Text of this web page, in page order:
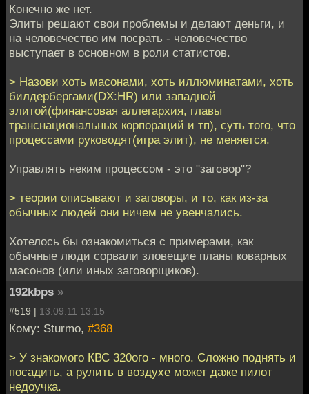
Конечно же нет.
Элиты решают свои проблемы и делают деньги, и
на человечество им посрать - человечество
выступает в основном в роли статистов.
> Назови хоть масонами, хоть иллюминатами, хоть
билдербергами(DX:HR) или западной
элитой(финансовая аллегархия, главы
транснациональных корпораций и тп), суть того, что
процессами руководят(игра элит), не меняется.
Управлять неким процессом - это "заговор"?
> теории описывают и заговоры, и то, как из-за
обычных людей они ничем не увенчались.
Хотелось бы ознакомиться с примерами, как
обычные люди сорвали зловещие планы коварных
масонов (или иных заговорщиков).
192kbps »
#519 | 13.09.11 13:15
Кому: Sturmo, #368
> У знакомого КВС 320ого - много. Сложно поднять и
посадить, а рулить в воздухе может даже пилот
недоучка.